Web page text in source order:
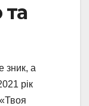
та
зник, а
рік